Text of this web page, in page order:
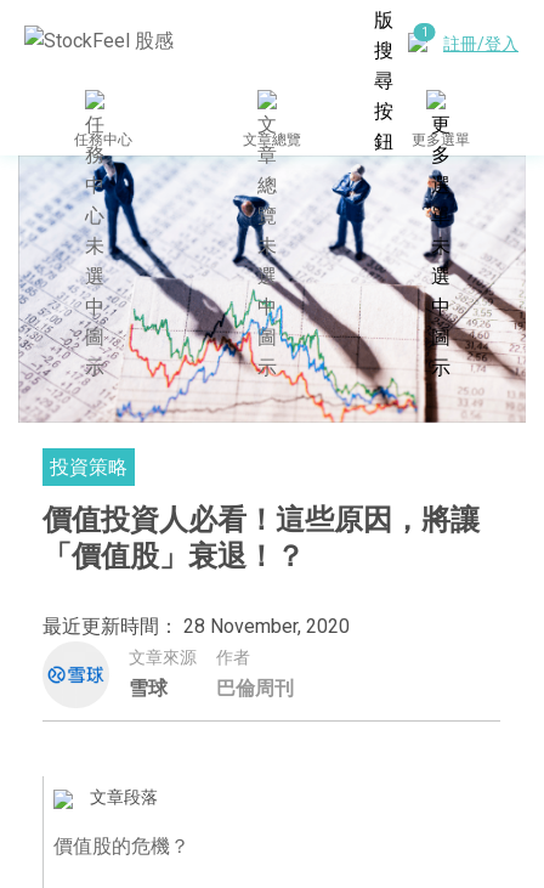
註冊/登入
任務中心 文章總覽 更多選單
投資策略
價值投資人必看！這些原因，將讓
「價值股」衰退！？
最近更新時間： 28 November, 2020
文章來源
雪球
作者
巴倫周刊
文章段落
價值股的危機？